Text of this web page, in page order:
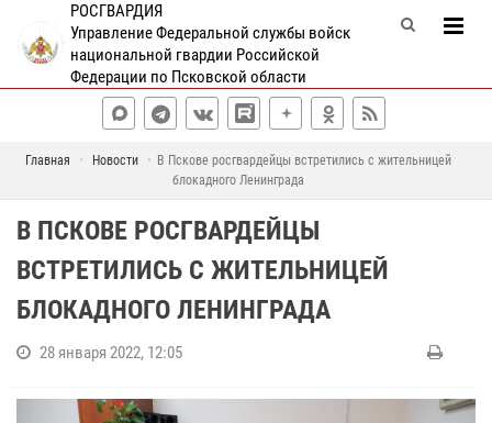
РОСГВАРДИЯ
Управление Федеральной службы войск
национальной гвардии Российской
Федерации по Псковской области
Главная Новости
В Пскове росгвардейцы встретились с жительницей
блокадного Ленинграда
В ПСКОВЕ РОСГВАРДЕЙЦЫ
ВСТРЕТИЛИСЬ С ЖИТЕЛЬНИЦЕЙ
БЛОКАДНОГО ЛЕНИНГРАДА
28 января 2022, 12:05